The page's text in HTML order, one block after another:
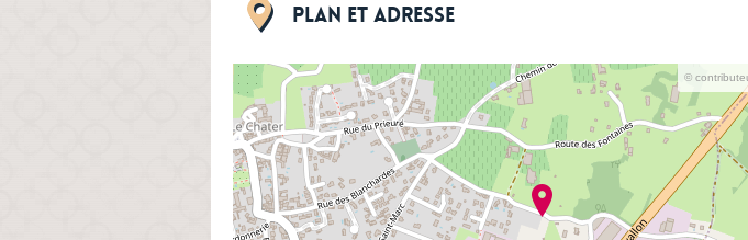
Plan et adresse
©